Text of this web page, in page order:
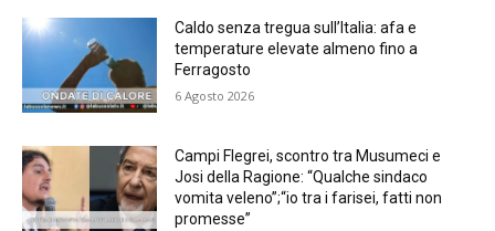
Caldo senza tregua sull’Italia: afa e
temperature elevate almeno fino a
Ferragosto
6 Agosto 2026
Campi Flegrei, scontro tra Musumeci e
Josi della Ragione: “Qualche sindaco
vomita veleno”;“io tra i farisei, fatti non
promesse”